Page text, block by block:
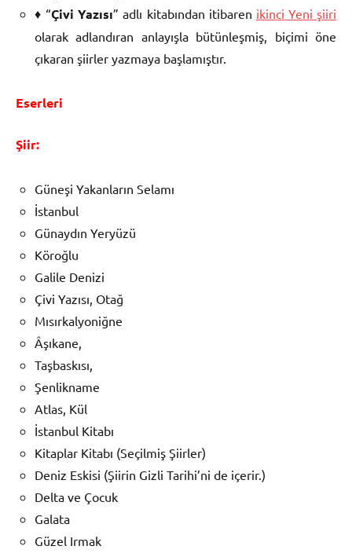
♦ “Çivi Yazısı” adlı kitabından itibaren ikinci Yeni şiiri
olarak adlandıran anlayışla bütünleşmiş, biçimi öne
çıkaran şiirler yazmaya başlamıştır.
Eserleri
Şiir:
Güneşi Yakanların Selamı
İstanbul
Günaydın Yeryüzü
Köroğlu
Galile Denizi
Çivi Yazısı, Otağ
Mısırkalyoniğne
Âşıkane,
Taşbaskısı,
Şenlikname
Atlas, Kül
İstanbul Kitabı
Kitaplar Kitabı (Seçilmiş Şiirler)
Deniz Eskisi (Şiirin Gizli Tarihi’ni de içerir.)
Delta ve Çocuk
Galata
Güzel Irmak